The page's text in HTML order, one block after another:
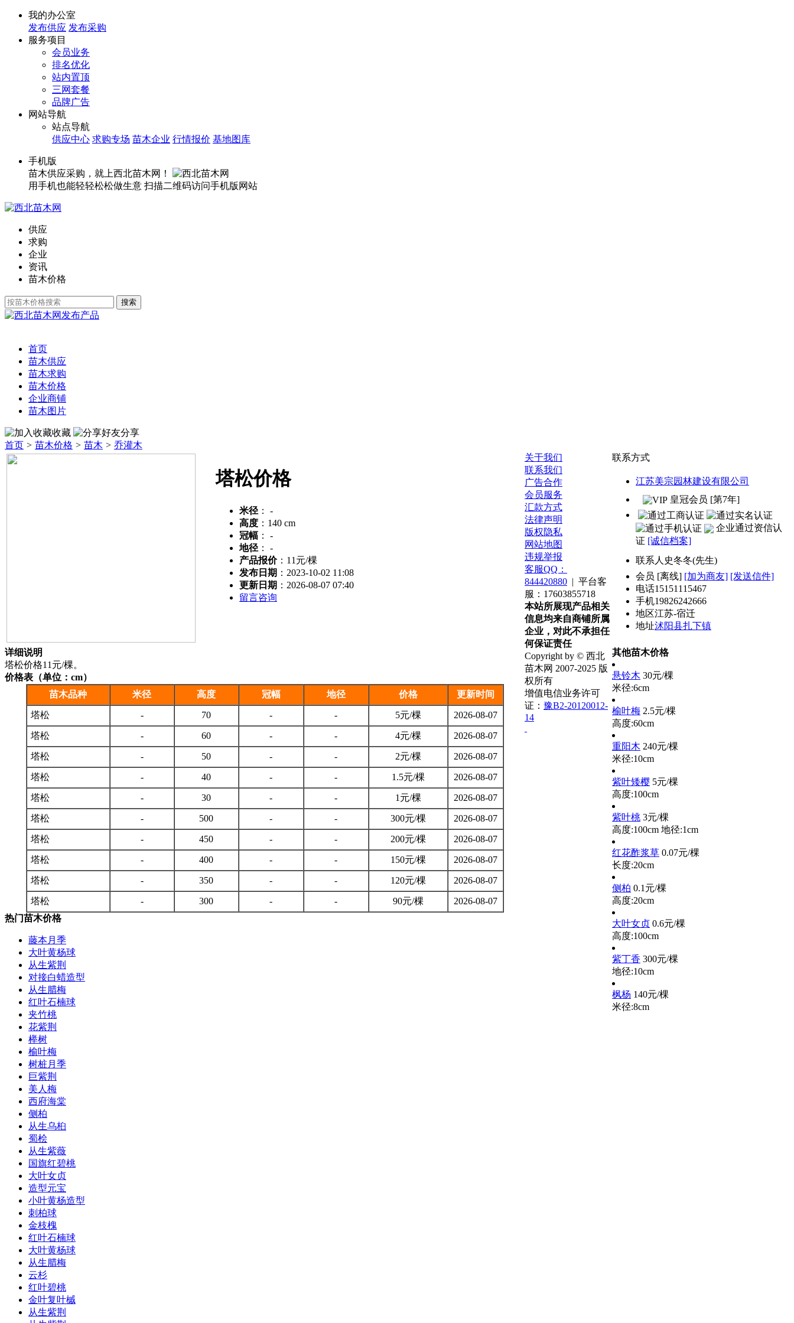
我的办公室
发布供应 发布采购
服务项目
会员业务
排名优化
站内置顶
三网套餐
品牌广告
网站导航
站点导航
供应中心 求购专场 苗木企业 行情报价 基地图库
手机版
苗木供应采购，就上西北苗木网！
用手机也能轻轻松松做生意 扫描二维码访问手机版网站
供应
求购
企业
资讯
苗木价格
发布产品
首页
苗木供应
苗木求购
苗木价格
企业商铺
苗木图片
收藏
分享
首页 > 苗木价格 > 苗木 > 乔灌木
塔松价格
米径 ：
-
高度 ： 140 cm
冠幅 ：
-
地径 ：
-
产品报价： 11元/棵
发布日期 ：2023-10-02 11:08
更新日期 ：2026-08-07 07:40
留言咨询
联系方式
江苏美宗园林建设有限公司
皇冠会员 [第7年]
企业通过资信认
证 [诚信档案]
联系人 史冬冬(先生)
会员 [离线] [加为商友] [发送信件]
电话15151115467
手机19826242666
地区江苏-宿迁
地址沭阳县扎下镇
详细说明
塔松价格11元/棵。
价格表（单位：cm）
苗木品种
米径 高度 冠幅 地径 价格 更新时间
塔松 - 70 - - 5元/棵 2026-08-07
塔松 - 60 - - 4元/棵 2026-08-07
塔松 - 50 - - 2元/棵 2026-08-07
塔松 - 40 - - 1.5元/棵 2026-08-07
塔松 - 30 - - 1元/棵 2026-08-07
塔松 - 500 - - 300元/棵 2026-08-07
塔松 - 450 - - 200元/棵 2026-08-07
塔松 - 400 - - 150元/棵 2026-08-07
塔松 - 350 - - 120元/棵 2026-08-07
塔松 - 300 - - 90元/棵
2026-08-07
热门苗木价格
藤本月季
大叶黄杨球
从生紫荆
对接白蜡造型
从生腊梅
红叶石楠球
夹竹桃
花紫荆
榉树
榆叶梅
树桩月季
巨紫荆
美人梅
西府海棠
侧柏
从生乌桕
蜀桧
从生紫薇
国旗红碧桃
大叶女贞
造型元宝
小叶黄杨造型
刺柏球
金枝槐
红叶石楠球
大叶黄杨球
从生腊梅
云杉
红叶碧桃
金叶复叶槭
从生紫荆
其他苗木价格
悬铃木 30元/棵
米径:6cm
榆叶梅 2.5元/棵
高度:60cm
重阳木 240元/棵
米径:10cm
紫叶矮樱 5元/棵
高度:100cm
紫叶桃 3元/棵
高度:100cm 地径:1cm
红花酢浆草 0.07元/棵
长度:20cm
侧柏 0.1元/棵
高度:20cm
大叶女贞 0.6元/棵
高度:100cm
紫丁香 300元/棵
地径:10cm
枫杨 140元/棵
米径:8cm
关于我们
联系我们
广告合作
会员服务
汇款方式
法律声明
版权隐私
网站地图
违规举报
客服QQ：
844420880 | 平台客
服：17603855718
本站所展现产品相关
信息均来自商铺所属
企业，对此不承担任
何保证责任
Copyright by © 西北
苗木网 2007-2025 版
权所有
增值电信业务许可
证： 豫B2-20120012-
14